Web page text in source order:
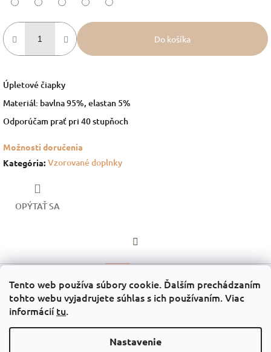
Tento web používa súbory cookie. Ďalším prechádzaním
tohto webu vyjadrujete súhlas s ich používaním. Viac
informáciítu.
Nastavenie
Do košíka
Úpletové čiapky
Materiál: bavlna 95%, elastan 5%
Odporúčam prať pri 40 stupňoch
Možnosti doručenia
Kategória: Vzorované doplnky
OPÝTAŤ SA
Popis produktu nie je dostupný